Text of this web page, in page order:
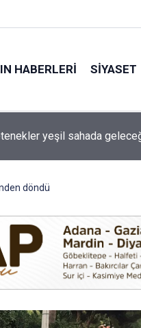
HABERLERI SIYASET
kuru incir tezgâhta: Kilosu
döndü